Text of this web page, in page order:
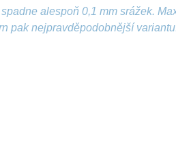
alespoň 0,1 mm srážek.
pak nejpravděpodobnější